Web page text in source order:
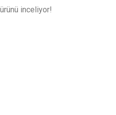
inceliyor!